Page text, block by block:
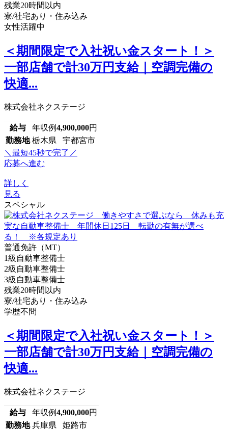
残業20時間以内
寮/社宅あり・住み込み
女性活躍中
＜期間限定で入社祝い金スタート！＞
一部店舗で計30万円支給｜空調完備の
快適...
株式会社ネクステージ
給与 年収例4,900,000円
勤務地 栃木県 宇都宮市
＼最短45秒で完了／
応募へ進む
詳しく
見る
スペシャル
普通免許（MT）
1級自動車整備士
2級自動車整備士
3級自動車整備士
残業20時間以内
寮/社宅あり・住み込み
学歴不問
＜期間限定で入社祝い金スタート！＞
一部店舗で計30万円支給｜空調完備の
快適...
株式会社ネクステージ
給与 年収例4,900,000円
勤務地 兵庫県 姫路市